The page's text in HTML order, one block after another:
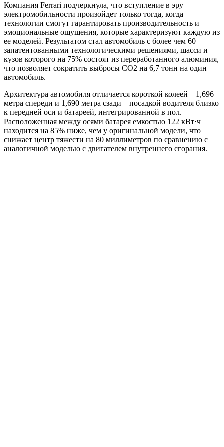
Компания Ferrari подчеркнула, что вступление в эру
электромобильности произойдет только тогда, когда
технологии смогут гарантировать производительность и
эмоциональные ощущения, которые характеризуют каждую из
ее моделей. Результатом стал автомобиль с более чем 60
запатентованными технологическими решениями, шасси и
кузов которого на 75% состоят из переработанного алюминия,
что позволяет сократить выбросы CO2 на 6,7 тонн на один
автомобиль.
Архитектура автомобиля отличается короткой колеей – 1,696
метра спереди и 1,690 метра сзади – посадкой водителя близко
к передней оси и батареей, интегрированной в пол.
Расположенная между осями батарея емкостью 122 кВт⋅ч
находится на 85% ниже, чем у оригинальной модели, что
снижает центр тяжести на 80 миллиметров по сравнению с
аналогичной моделью с двигателем внутреннего сгорания.